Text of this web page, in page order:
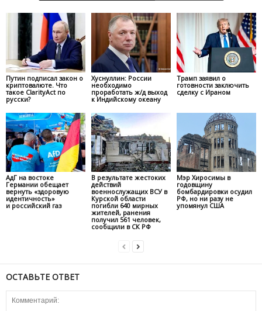
Путин подписал закон о
криптовалюте. Что
такое ClarityAct по
русски?
Хуснуллин: России
необходимо
проработать ж/д выход
к Индийскому океану
Трамп заявил о
готовности заключить
сделку с Ираном
АдГ на востоке
Германии обещает
вернуть «здоровую
идентичность»
и российский газ
В результате жестоких
действий
военнослужащих ВСУ в
Курской области
погибли 640 мирных
жителей, ранения
получил 561 человек,
сообщили в СК РФ
Мэр Хиросимы в
годовщину
бомбардировки осудил
РФ, но ни разу не
упомянул США
ОСТАВЬТЕ ОТВЕТ